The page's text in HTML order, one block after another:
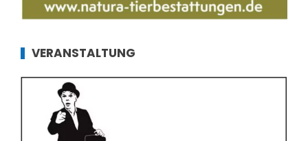
VERANSTALTUNG